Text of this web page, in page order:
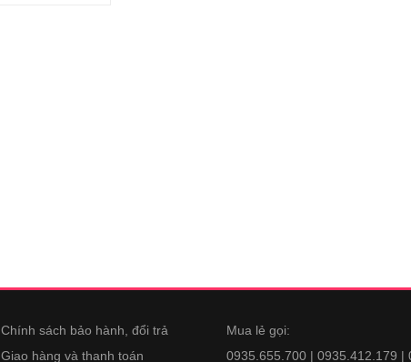
Chính sách bảo hành, đổi trả
Giao hàng và thanh toán
Mua lẻ gọi:
0935.655.700 | 0935.412.179 |